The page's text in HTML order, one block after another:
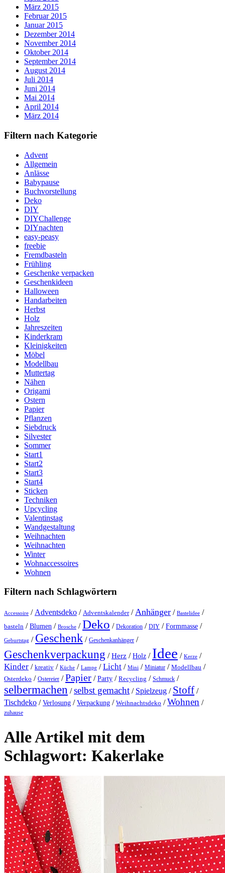
März 2015
Februar 2015
Januar 2015
Dezember 2014
November 2014
Oktober 2014
September 2014
August 2014
Juli 2014
Juni 2014
Mai 2014
April 2014
März 2014
Filtern nach Kategorie
Advent
Allgemein
Anlässe
Babypause
Buchvorstellung
Deko
DIY
DIYChallenge
DIYnachten
easy-peasy
freebie
Fremdbasteln
Frühling
Geschenke verpacken
Geschenkideen
Halloween
Handarbeiten
Herbst
Holz
Jahreszeiten
Kinderkram
Kleinigkeiten
Möbel
Modellbau
Muttertag
Nähen
Origami
Ostern
Papier
Pflanzen
Siebdruck
Silvester
Sommer
Start1
Start2
Start3
Start4
Sticken
Techniken
Upcycling
Valentinstag
Wandgestaltung
Weihnachten
Weihnachten
Winter
Wohnaccessoires
Wohnen
Filtern nach Schlagwörtern
Accessoire / Adventsdeko / Adventskalender/Anhänger / Bastelidee /
basteln /Blumen / Brosche /Deko / Dekoration / DIY /Formmasse /
Geburtstag / Geschenk / Geschenkanhänger /
Geschenkverpackung /Herz /Holz / Idee / Kerze /
Kinder / kreativ / Küche / Lampe /Licht / Mini / Miniatur / Modellbau /
Osterdeko / Ostereier /Papier /Party / Recycling / Schmuck /
selbermachen /selbst gemacht / Spielzeug / Stoff /
Tischdeko /Verlosung /Verpackung / Weihnachtsdeko /Wohnen /
zuhause
Alle Artikel mit dem
Schlagwort: Kakerlake